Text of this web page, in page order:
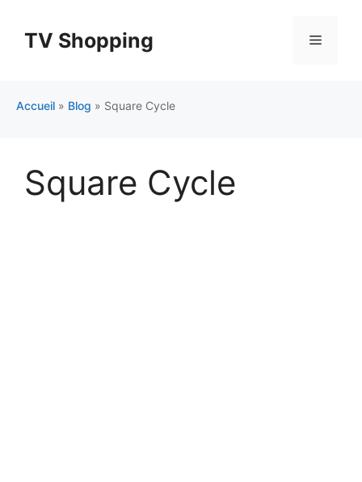
contenuTV Shopping Menu
Accueil » Blog » Square Cycle
Square Cycle